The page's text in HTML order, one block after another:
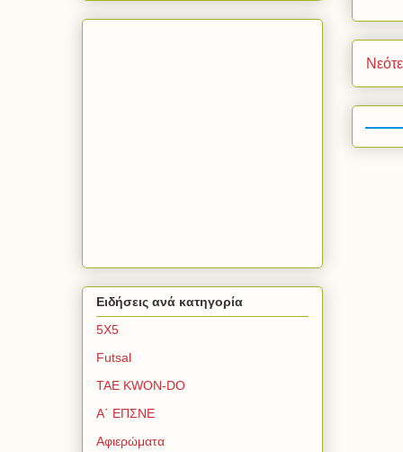
Ειδήσεις ανά κατηγορία
5Χ5
Futsal
TAE KWON-DO
Α΄ ΕΠΣΝΕ
Αφιερώματα